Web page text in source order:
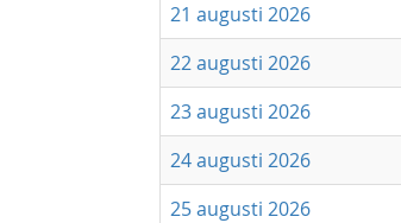
21 augusti 2026
22 augusti 2026
23 augusti 2026
24 augusti 2026
25 augusti 2026